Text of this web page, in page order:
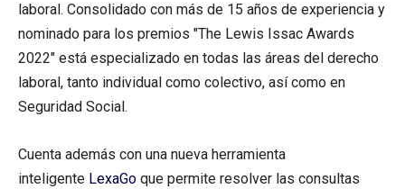
laboral. Consolidado con más de 15 años de experiencia y
nominado para los premios "The Lewis Issac Awards
2022" está especializado en todas las áreas del derecho
laboral, tanto individual como colectivo, así como en
Seguridad Social.
Cuenta además con una nueva herramienta
inteligente LexaGo que permite resolver las consultas